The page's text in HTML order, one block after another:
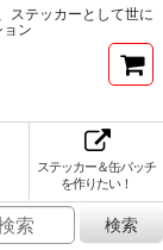
ステッカーとして世に
ン
ステッカー＆缶バッチ
を作りたい！